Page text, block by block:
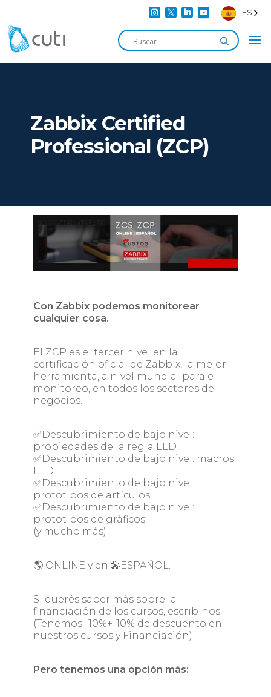
    ES
Zabbix Certified
Professional (ZCP)
Con Zabbix podemos monitorear
cualquier cosa.
El ZCP es el tercer nivel en la
certificación oficial de Zabbix, la mejor
herramienta, a nivel mundial para el
monitoreo, en todos los sectores de
negocios.
✅Descubrimiento de bajo nivel:
propiedades de la regla LLD
✅Descubrimiento de bajo nivel: macros
LLD
✅Descubrimiento de bajo nivel:
prototipos de artículos
✅Descubrimiento de bajo nivel:
prototipos de gráficos
(y mucho más)
🌎 ONLINE y en 🎤ESPAÑOL.
Si querés saber más sobre la
financiación de los cursos, escribinos.
(Tenemos -10%+-10% de descuento en
nuestros cursos y Financiación)
Pero tenemos una opción más: